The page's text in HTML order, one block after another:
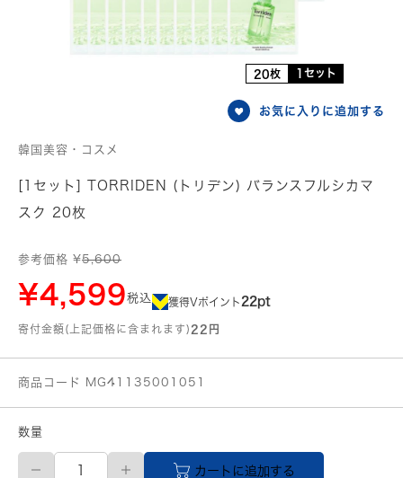
20枚 1セット
お気に入りに追加する
韓国美容・コスメ
[1セット] TORRIDEN (トリデン) バランスフルシカマ
スク 20枚
参考価格 ¥5,600
¥4,599税込 獲得Vポイント 22pt
寄付金額(上記価格に含まれます) 22円
商品コード MG41135001051
数量
TORRIDEN
カートに追加する